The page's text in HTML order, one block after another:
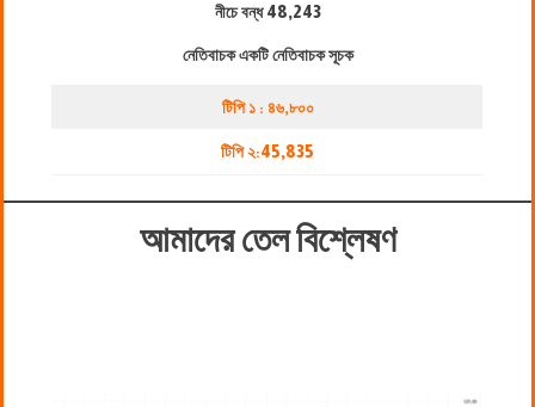
নীচে বন্ধ48,243
নেতিবাচক একটি নেতিবাচক সূচক
টিপি ১ : ৪৬,৮০০
টিপি ২:45,835
আমাদের তেল বিশ্লেষণ